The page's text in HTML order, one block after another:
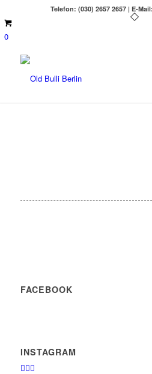
Telefon: (030) 2657 2657 | E-
0
FACEBOOK
INSTAGRAM
🏄‍♂️🤙